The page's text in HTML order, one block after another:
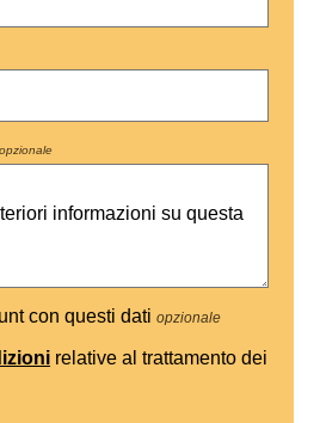
opzionale
con questi datiopzionale
relative al trattamento dei